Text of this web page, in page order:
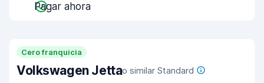
Pagar ahora
Cero franquicia
Volkswagen Jettao similar Standard